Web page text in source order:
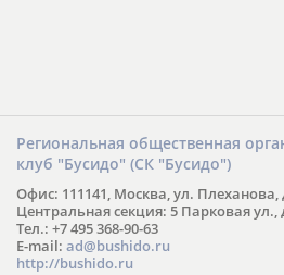
Региональная общественная
клуб "Бусидо" (СК "Бусидо")
Офис: 111141, Москва, ул. Плеханова,
Центральная секция: 5 Парковая ул.,
Тел.: +7 495 368-90-63
E-mail: ad@bushido.ru
http://bushido.ru